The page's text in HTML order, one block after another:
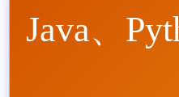
Java、